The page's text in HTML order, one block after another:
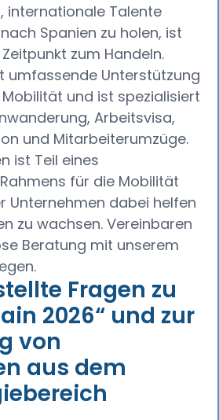
internationale Talente
Spanien zu holen, ist
zum Handeln.
umfassende Unterstützung
und ist spezialisiert
Arbeitsvisa,
und Mitarbeiterumzüge.
ist Teil eines
für die Mobilität
Unternehmen dabei helfen
zu wachsen. Vereinbaren
Beratung mit unserem
Fragen zu
2026“ und zur
von
aus dem